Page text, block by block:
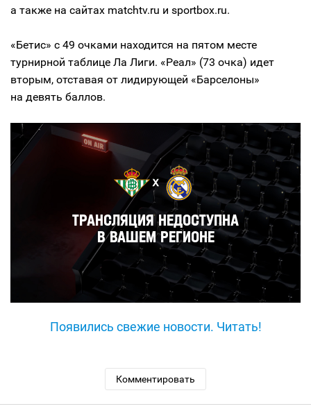
а также на сайтах matchtv.ru и sportbox.ru.
«Бетис» с 49 очками находится на пятом месте
турнирной таблице Ла Лиги. «Реал» (73 очка) идет
вторым, отставая от лидирующей «Барселоны»
на девять баллов.
Появились свежие новости. Читать!
Комментировать